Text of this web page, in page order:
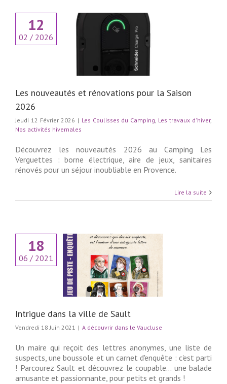
12
02 / 2026
et
pour la Saison
Les nouveautés et rénovations pour la Saison
2026
Jeudi 12 Février 2026 | Les Coulisses du Camping, Les travaux d'hiver,
Nos activités hivernales
Découvrez les nouveautés 2026 au Camping Les
Verguettes : borne électrique, aire de jeux, sanitaires
rénovés pour un séjour inoubliable en Provence.
Lire la suite
18
06 / 2021
dans la ville de
Intrigue dans la ville de Sault
Vendredi 18 Juin 2021 | A découvrir dans le Vaucluse
Un maire qui reçoit des lettres anonymes, une liste de
suspects, une boussole et un carnet d'enquête : c'est parti
! Parcourez Sault et découvrez le coupable... une balade
amusante et passionnante, pour petits et grands !